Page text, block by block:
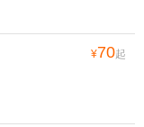
¥70起